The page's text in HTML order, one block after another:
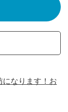
になります！お